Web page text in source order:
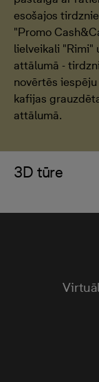
esošajos
"Promo
lielveikali "Rimi"
attālumā -
novērtēs
kafijas
attālumā.
3D tūre